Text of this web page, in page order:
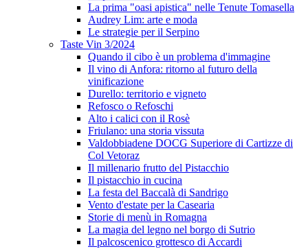
La prima "oasi apistica" nelle Tenute Tomasella
Audrey Lim: arte e moda
Le strategie per il Serpino
Taste Vin 3/2024
Quando il cibo è un problema d'immagine
Il vino di Anfora: ritorno al futuro della
vinificazione
Durello: territorio e vigneto
Refosco o Refoschi
Alto i calici con il Rosè
Friulano: una storia vissuta
Valdobbiadene DOCG Superiore di Cartizze di
Col Vetoraz
Il millenario frutto del Pistacchio
Il pistacchio in cucina
La festa del Baccalà di Sandrigo
Vento d'estate per la Casearia
Storie di menù in Romagna
La magia del legno nel borgo di Sutrio
Il palcoscenico grottesco di Accardi